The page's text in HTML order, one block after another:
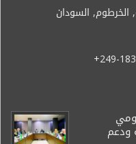
+249-
ودعم